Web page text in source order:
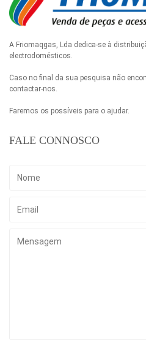
A Friomaqgas, Lda dedica-se à
electrodomésticos.
Caso no final da sua pesquisa não
contactar-nos.
Faremos os possíveis para o ajudar.
FALE CONNOSCO